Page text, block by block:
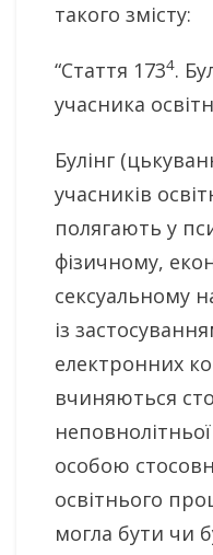
такого змісту:
“Стаття 1734.
учасника
Булінг
учасників
полягають у
фізичному,
сексуальному
із
електронних
вчиняються
особою
освітнього
могла бути чи